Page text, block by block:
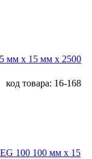
мм х 15 мм х 2500
код товара: 16-168
100 100 мм х 15